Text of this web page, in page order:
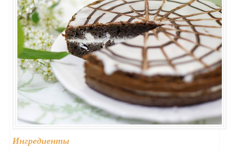
Ингредиенты